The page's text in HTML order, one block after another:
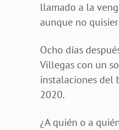
llamado a la
aunque no
Ocho días
Villegas con un
instalaciones del
2020.
¿A quién o a